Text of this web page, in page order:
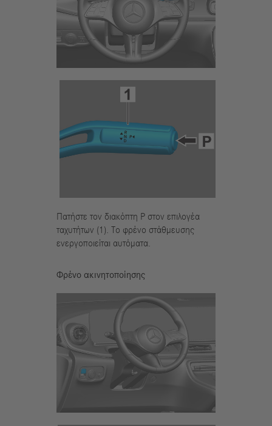
Πατήστε τον διακόπτη P στον επιλογέα
ταχυτήτων (1). Το φρένο στάθμευσης
ενεργοποιείται αυτόματα.
Φρένο ακινητοποίησης